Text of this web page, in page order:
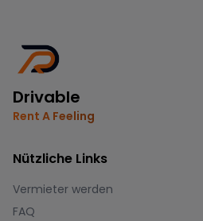
Drivable
Rent A Feeling
Nützliche Links
Vermieter werden
FAQ